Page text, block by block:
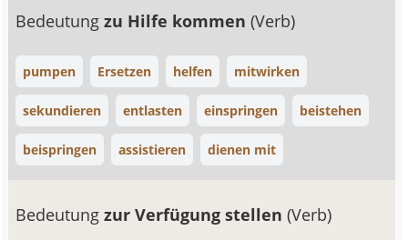
Bedeutungzu Hilfe kommen(Verb)
pumpen Ersetzen helfen mitwirken
sekundieren entlasten einspringen beistehen
beispringen assistieren dienen mit
Bedeutungzur Verfügung stellen(Verb)